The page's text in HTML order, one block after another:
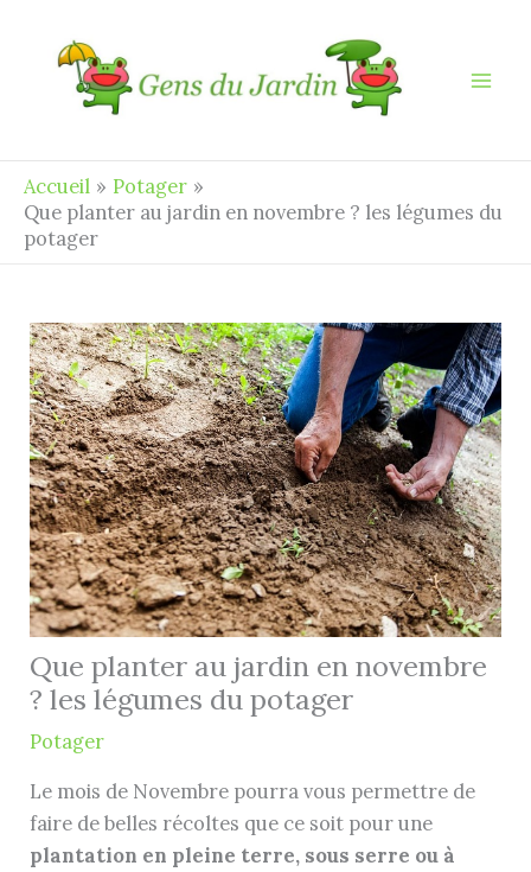
Accueil
Potager
Que planter au jardin en novembre ? les légumes du
potager
Que planter au jardin en novembre
? les légumes du potager
Potager
Le mois de Novembre pourra vous permettre de
faire de belles récoltes que ce soit pour une
plantation en pleine terre, sous serre ou à